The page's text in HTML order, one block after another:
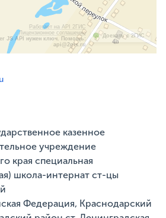
Работает на API 2ГИС
Лицензионное соглашение
JS API нужен ключ. Помощь:
api@2gis.ru
Доехать с 2ГИС
казенное
учреждение
края специальная
школа-интернат ст-цы
Федерация, Краснодарский